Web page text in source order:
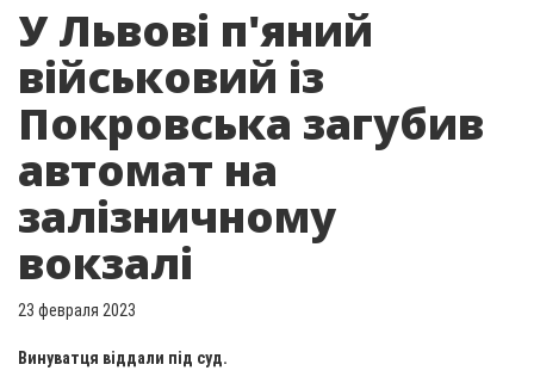
У Львові п'яний
військовий із
Покровська загубив
автомат на
залізничному
вокзалі
23 февраля 2023
Винуватця віддали під суд.